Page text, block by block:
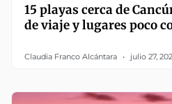
15 playas cerca de
de viaje y lugares poco
Claudia Franco Alcántara julio 27,